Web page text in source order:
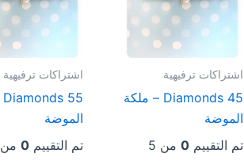
اشتراكات ترفيهية
45 Diamonds – ملكة
الموضة
تم التقييم0 من 5
اشتراكات ترفيهية
الموضة
تم التقييم 0من 5